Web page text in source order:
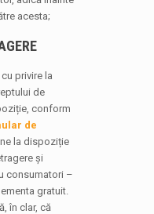
acesta;
privire la
de
conform
de
la dispoziție
și
consumatori –
gratuit.
în clar, că